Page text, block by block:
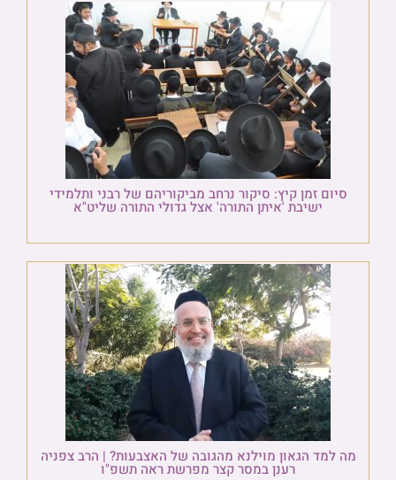
סיום זמן קיץ: סיקור נרחב מביקוריהם של רבני ותלמידי
ישיבת 'איתן התורה' אצל גדולי התורה שליט"א
מה למד הגאון מוילנא מהגובה של האצבעות? | הרב צפניה
רענן במסר קצר מפרשת ראה תשפ"ו